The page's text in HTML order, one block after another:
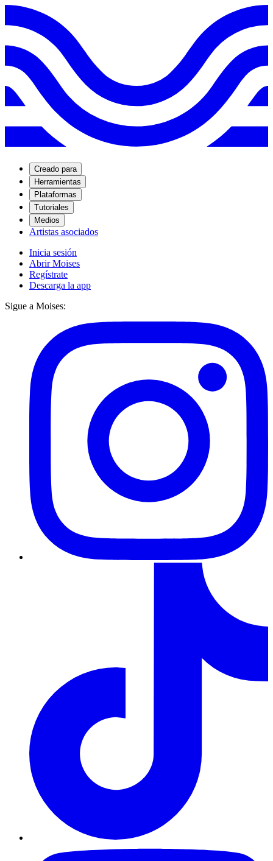
Creado para
Herramientas
Plataformas
Tutoriales
Medios
Artistas asociados
Inicia sesión
Abrir Moises
Regístrate
Descarga la app
Sigue a Moises: